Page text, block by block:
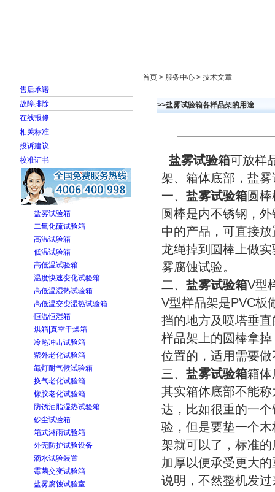
售后承诺
故障排除
在线报修
相关标准
投诉建议
校准证书
盐雾试验箱
二氧化硫试验箱
高温试验箱
低温试验箱
高低温试验箱
温度快速变化试验箱
高低温湿热试验箱
高低温交变湿热试验箱
恒温恒湿箱
烘箱|真空干燥箱
冷热冲击试验箱
紫外老化试验箱
氙灯耐气候试验箱
换气老化试验箱
橡胶老化试验箱
防锈油脂湿热试验箱
砂尘试验箱
箱式淋雨试验箱
外壳防护试验设备
滴水试验装置
霉菌交变试验箱
盐雾腐蚀试验室
首页 > 服务中心 > 技术文章
>>盐雾试验箱各样品架的用途
盐雾试验箱可放样
架、箱体底部，盐
一、 盐雾试验箱圆棒
圆棒是内不锈钢，
中的产品，可直接
龙绳掉到圆棒上做
雾腐蚀试验。
二、 盐雾试验箱V型
V型样品架是PVC板
挡的地方及喷塔垂
样品架上的圆棒拿
位置的，适用需要
三、 盐雾试验箱箱体
其实箱体底部不能
达，比如很重的一
验，但是要垫一个
架就可以了，标准
加厚以便承受更大
说明，不然整机发